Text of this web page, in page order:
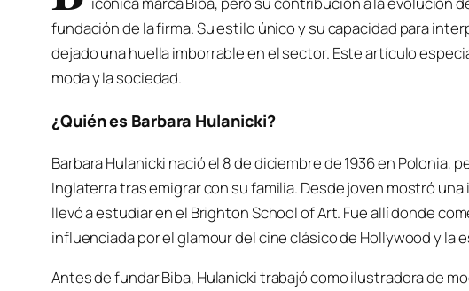
fundación de la firma. Su estilo único y su capacidad para
dejado una huella imborrable en el sector. Este artículo
moda y la sociedad.
¿Quién es Barbara Hulanicki?
Barbara Hulanicki nació el 8 de diciembre de 1936 en Polonia,
Inglaterra tras emigrar con su familia. Desde joven mostró
llevó a estudiar en el Brighton School of Art. Fue allí donde
influenciada por el glamour del cine clásico de Hollywood y la
Antes de fundar Biba, Hulanicki trabajó como ilustradora de